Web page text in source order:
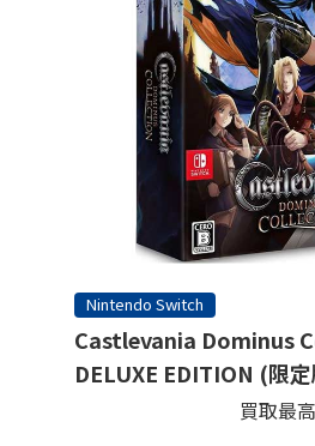
Nintendo Switch
Castlevania Dominus
DELUXE EDITION (限
買取最